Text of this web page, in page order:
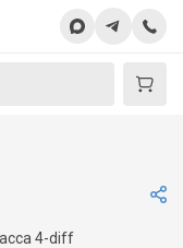
4-diff